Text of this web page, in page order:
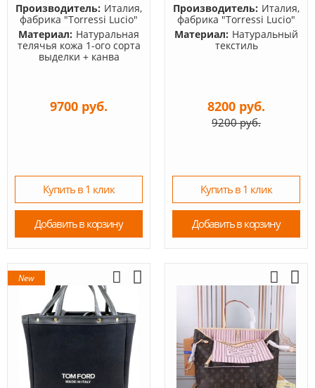
Производитель: Италия,
фабрика "Torressi Lucio"
Материал: Натуральная
телячья кожа 1-ого сорта
выделки + канва
9700 руб.
Купить в 1 клик
Добавить в корзину
Производитель: Италия,
фабрика "Torressi Lucio"
Материал: Натуральный
текстиль
8200 руб.
9200 руб.
Купить в 1 клик
Добавить в корзину
New